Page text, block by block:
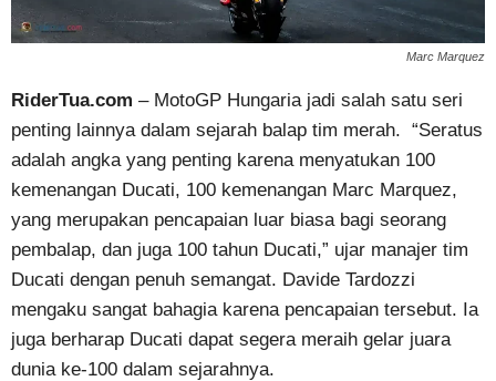
Marc Marquez
RiderTua.com – MotoGP Hungaria jadi salah satu seri
penting lainnya dalam sejarah balap tim merah. “Seratus
adalah angka yang penting karena menyatukan 100
kemenangan Ducati, 100 kemenangan Marc Marquez,
yang merupakan pencapaian luar biasa bagi seorang
pembalap, dan juga 100 tahun Ducati,” ujar manajer tim
Ducati dengan penuh semangat. Davide Tardozzi
mengaku sangat bahagia karena pencapaian tersebut. Ia
juga berharap Ducati dapat segera meraih gelar juara
dunia ke-100 dalam sejarahnya.